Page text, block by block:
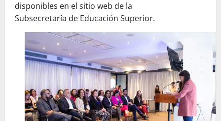
disponibles en el sitio web de la
Subsecretaría de Educación Superior.